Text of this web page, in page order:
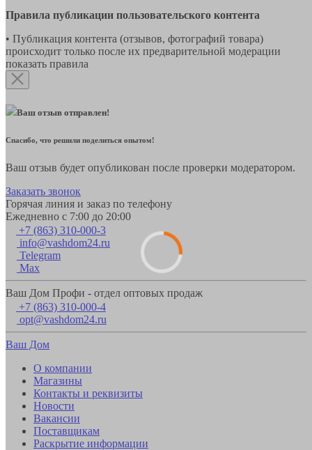
Правила публикации пользовательского контента
• Публикация контента (отзывов, фотографий товара)
происходит только после их предварительной модерации
показать правила
Ваш отзыв отправлен!
Спасибо, что решили поделиться опытом!
Ваш отзыв будет опубликован после проверки модератором.
Заказать звонок
Горячая линия и заказ по телефону
Ежедневно с 7:00 до 20:00
+7 (863) 310-000-3
info@vashdom24.ru
Telegram
Max
Ваш Дом Профи - отдел оптовых продаж
+7 (863) 310-000-4
opt@vashdom24.ru
Ваш Дом
О компании
Магазины
Контакты и реквизиты
Новости
Вакансии
Поставщикам
Раскрытие информации